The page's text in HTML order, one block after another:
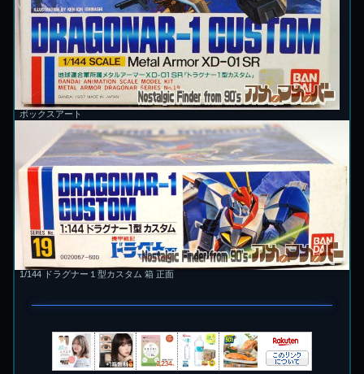
ボックスアート
1/144 ドラグナー１型カスタム 箱 正面